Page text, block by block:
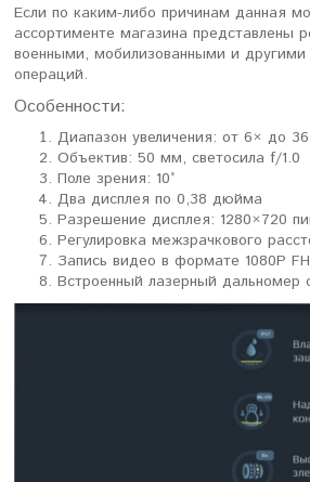
Если по каким-либо причинам данная
ассортименте магазина
военными, мобилизованными и
операций.
Особенности:
Диапазон увеличения: от 6× до
Объектив: 50 мм, светосила f/1.0
Поле зрения: 10°
Два дисплея по 0,38 дюйма
Разрешение дисплея: 1280×720
Регулировка межзрачкового
Запись видео в формате 1080P
Встроенный лазерный